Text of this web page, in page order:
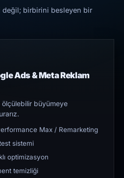
değil; birbirini besleyen bir
Ads & Meta Reklam
büyümeye
Max / Remarketing
sistemi
optimizasyon
temizliği